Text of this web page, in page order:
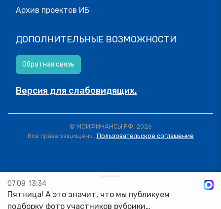
Архив проектов ИБ
ДОПОЛНИТЕЛЬНЫЕ ВОЗМОЖНОСТИ
Обратная связь
Версия для слабовидящих.
© МОИФИНАНСЫ.РФ, 2026
Все права защищены. Пользовательское соглашение
07.08 13:34
Пятница! А это значит, что мы публикуем
подборку фото участников рубрики